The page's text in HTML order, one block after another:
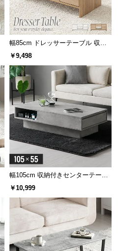
幅85cm ドレッサーテーブル 収納
付
￥9,498
幅105cm 収納付きセンターテーブ
ル
￥10,999